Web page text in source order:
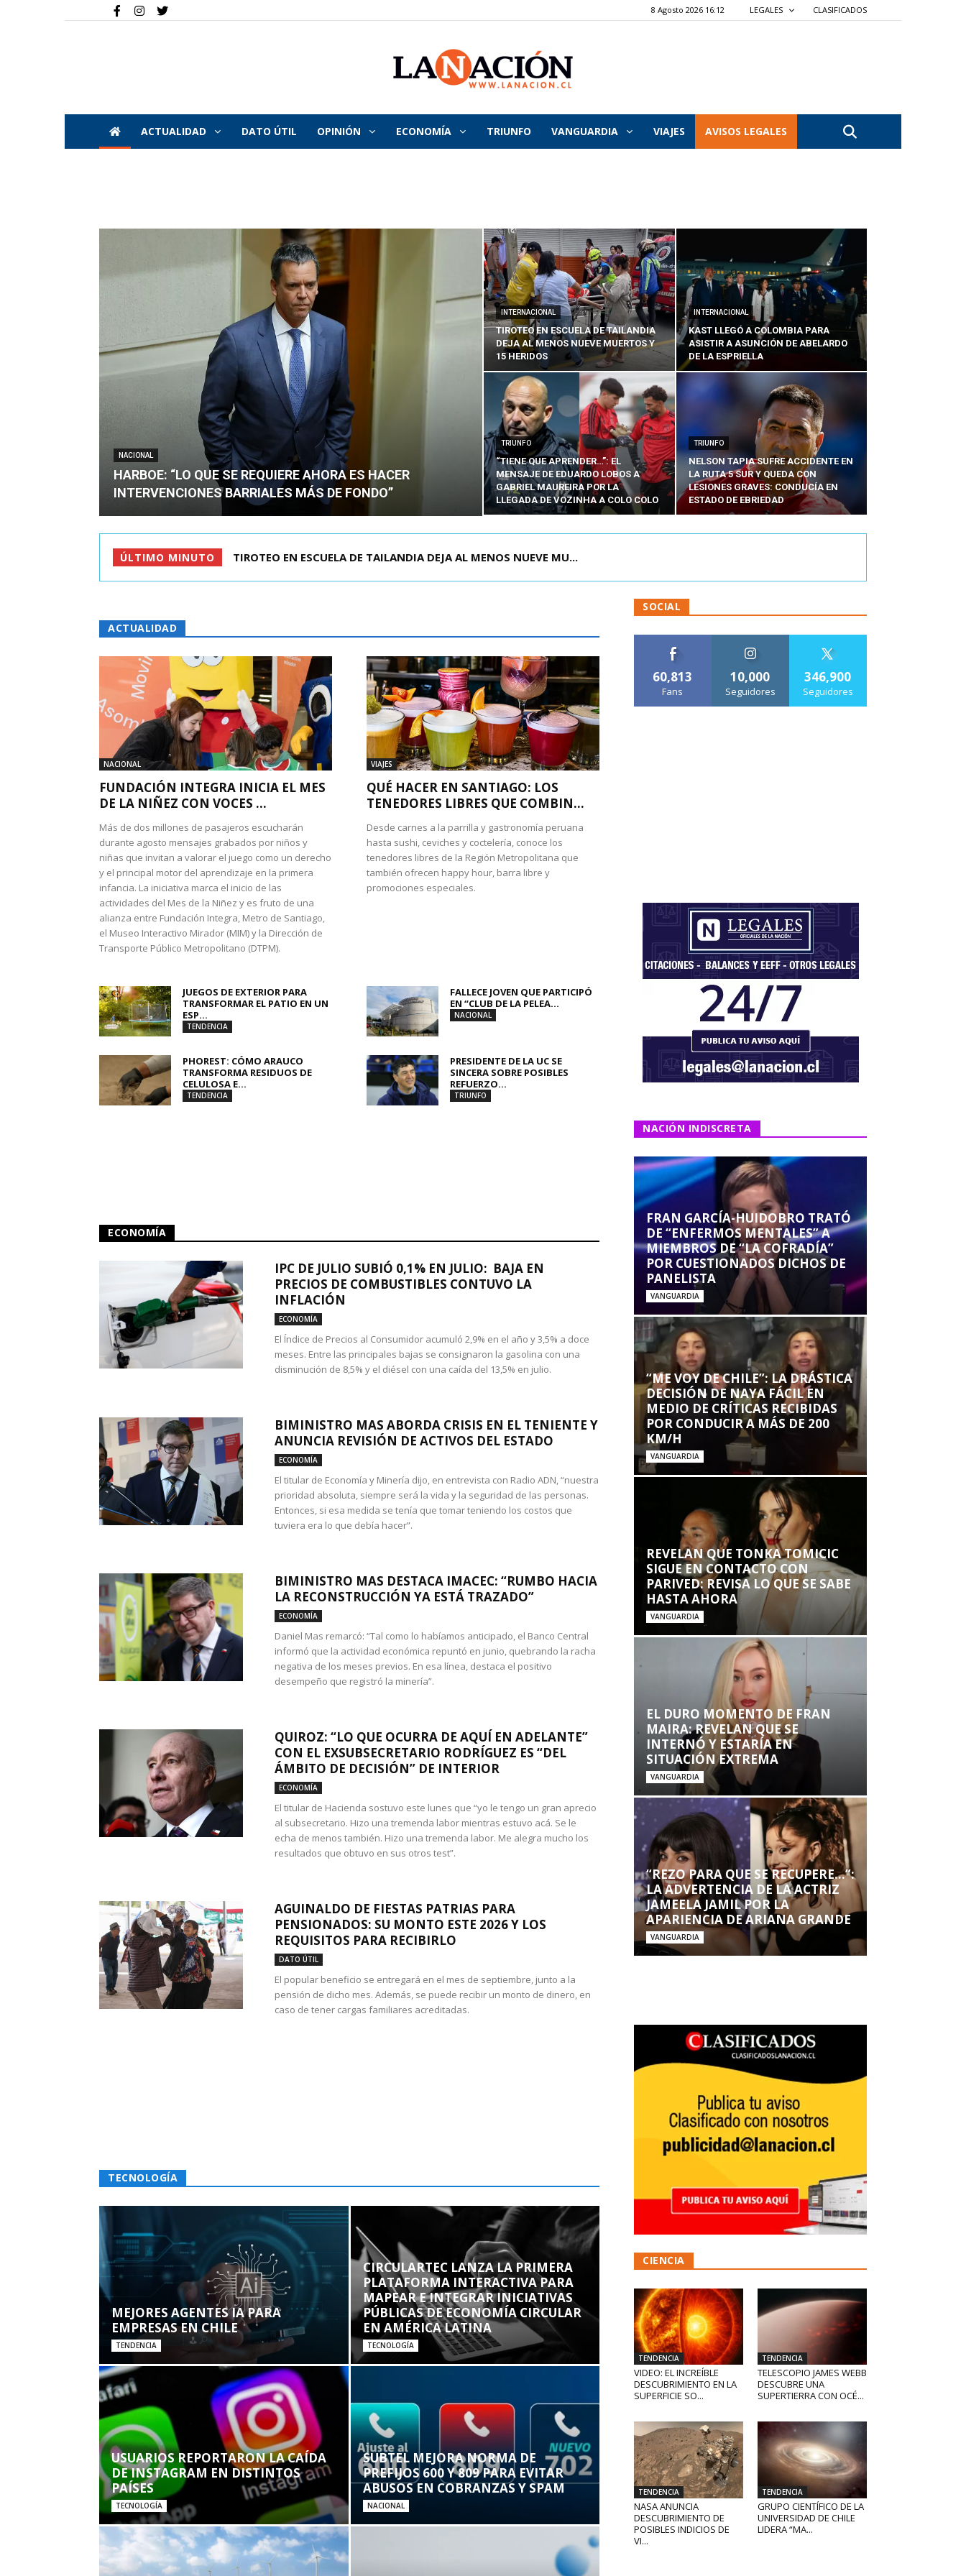
8 Agosto 2026 16:12 LEGALES CLASIFICADOS
La
Nación
ACTUALIDAD DATO ÚTIL OPINIÓN ECONOMÍA TRIUNFO VANGUARDIA VIAJES AVISOS LEGALES
NACIONAL
HARBOE: “LO QUE SE REQUIERE AHORA ES HACER
INTERVENCIONES BARRIALES MÁS DE FONDO”
INTERNACIONAL
TIROTEO EN ESCUELA DE TAILANDIA
DEJA AL MENOS NUEVE MUERTOS Y
15 HERIDOS
INTERNACIONAL
KAST LLEGÓ A COLOMBIA PARA
ASISTIR A ASUNCIÓN DE ABELARDO
DE LA ESPRIELLA
TRIUNFO
“TIENE QUE APRENDER…”: EL
MENSAJE DE EDUARDO LOBOS A
GABRIEL MAUREIRA POR LA
LLEGADA DE VOZINHA A COLO COLO
TRIUNFO
NELSON TAPIA SUFRE ACCIDENTE EN
LA RUTA 5 SUR Y QUEDA CON
LESIONES GRAVES: CONDUCÍA EN
ESTADO DE EBRIEDAD
ÚLTIMO MINUTO KAST LLEGÓ A COLOMBIA PARA ASISTIR A ASUNCIÓN DE ABELA...
ACTUALIDAD
NACIONAL
FUNDACIÓN INTEGRA INICIA EL MES
DE LA NIÑEZ CON VOCES ...
Más de dos millones de pasajeros escucharán
durante agosto mensajes grabados por niños y
niñas que invitan a valorar el juego como un derecho
y el principal motor del aprendizaje en la primera
infancia. La iniciativa marca el inicio de las
actividades del Mes de la Niñez y es fruto de una
alianza entre Fundación Integra, Metro de Santiago,
el Museo Interactivo Mirador (MIM) y la Dirección de
Transporte Público Metropolitano (DTPM).
VIAJES
QUÉ HACER EN SANTIAGO: LOS
TENEDORES LIBRES QUE COMBIN...
Desde carnes a la parrilla y gastronomía peruana
hasta sushi, ceviches y coctelería, conoce los
tenedores libres de la Región Metropolitana que
también ofrecen happy hour, barra libre y
promociones especiales.
JUEGOS DE EXTERIOR PARA
TRANSFORMAR EL PATIO EN UN
ESP...
TENDENCIA
FALLECE JOVEN QUE PARTICIPÓ
EN “CLUB DE LA PELEA...
NACIONAL
PHOREST: CÓMO ARAUCO
TRANSFORMA RESIDUOS DE
CELULOSA E...
TENDENCIA
PRESIDENTE DE LA UC SE
SINCERA SOBRE POSIBLES
REFUERZO...
TRIUNFO
ECONOMÍA
IPC DE JULIO SUBIÓ 0,1% EN JULIO: BAJA EN
PRECIOS DE COMBUSTIBLES CONTUVO LA
INFLACIÓN
ECONOMÍA
El Índice de Precios al Consumidor acumuló 2,9% en el año y 3,5% a doce
meses. Entre las principales bajas se consignaron la gasolina con una
disminución de 8,5% y el diésel con una caída del 13,5% en julio.
BIMINISTRO MAS ABORDA CRISIS EN EL TENIENTE Y
ANUNCIA REVISIÓN DE ACTIVOS DEL ESTADO
ECONOMÍA
El titular de Economía y Minería dijo, en entrevista con Radio ADN, “nuestra
prioridad absoluta, siempre será la vida y la seguridad de las personas.
Entonces, si esa medida se tenía que tomar teniendo los costos que
tuviera era lo que debía hacer”.
BIMINISTRO MAS DESTACA IMACEC: “RUMBO HACIA
LA RECONSTRUCCIÓN YA ESTÁ TRAZADO”
ECONOMÍA
Daniel Mas remarcó: “Tal como lo habíamos anticipado, el Banco Central
informó que la actividad económica repuntó en junio, quebrando la racha
negativa de los meses previos. En esa línea, destaca el positivo
desempeño que registró la minería”.
QUIROZ: “LO QUE OCURRA DE AQUÍ EN ADELANTE”
CON EL EXSUBSECRETARIO RODRÍGUEZ ES “DEL
ÁMBITO DE DECISIÓN” DE INTERIOR
ECONOMÍA
El titular de Hacienda sostuvo este lunes que “yo le tengo un gran aprecio
al subsecretario. Hizo una tremenda labor mientras estuvo acá. Se le
echa de menos también. Hizo una tremenda labor. Me alegra mucho los
resultados que obtuvo en sus otros test”.
AGUINALDO DE FIESTAS PATRIAS PARA
PENSIONADOS: SU MONTO ESTE 2026 Y LOS
REQUISITOS PARA RECIBIRLO
DATO ÚTIL
El popular beneficio se entregará en el mes de septiembre, junto a la
pensión de dicho mes. Además, se puede recibir un monto de dinero, en
caso de tener cargas familiares acreditadas.
TECNOLOGÍA
MEJORES AGENTES IA PARA
EMPRESAS EN CHILE
TENDENCIA
CIRCULARTEC LANZA LA PRIMERA
PLATAFORMA INTERACTIVA PARA
MAPEAR E INTEGRAR INICIATIVAS
PÚBLICAS DE ECONOMÍA CIRCULAR
EN AMÉRICA LATINA
TECNOLOGÍA
USUARIOS REPORTARON LA CAÍDA
DE INSTAGRAM EN DISTINTOS
PAÍSES
TECNOLOGÍA
SUBTEL MEJORA NORMA DE
PREFIJOS 600 Y 809 PARA EVITAR
ABUSOS EN COBRANZAS Y SPAM
NACIONAL
SOCIAL
60,813
Fans
10,000
Seguidores
346,900
Seguidores
NACIÓN INDISCRETA
FRAN GARCÍA-HUIDOBRO TRATÓ
DE “ENFERMOS MENTALES” A
MIEMBROS DE “LA COFRADÍA”
POR CUESTIONADOS DICHOS DE
PANELISTA
VANGUARDIA
“ME VOY DE CHILE”: LA DRÁSTICA
DECISIÓN DE NAYA FÁCIL EN
MEDIO DE CRÍTICAS RECIBIDAS
POR CONDUCIR A MÁS DE 200
KM/H
VANGUARDIA
REVELAN QUE TONKA TOMICIC
SIGUE EN CONTACTO CON
PARIVED: REVISA LO QUE SE SABE
HASTA AHORA
VANGUARDIA
EL DURO MOMENTO DE FRAN
MAIRA: REVELAN QUE SE
INTERNÓ Y ESTARÍA EN
SITUACIÓN EXTREMA
VANGUARDIA
“REZO PARA QUE SE RECUPERE…”:
LA ADVERTENCIA DE LA ACTRIZ
JAMEELA JAMIL POR LA
APARIENCIA DE ARIANA GRANDE
VANGUARDIA
CIENCIA
TENDENCIA
VIDEO: EL INCREÍBLE
DESCUBRIMIENTO EN LA
SUPERFICIE SO...
TENDENCIA
TELESCOPIO JAMES WEBB
DESCUBRE UNA
SUPERTIERRA CON OCÉ...
TENDENCIA
NASA ANUNCIA
DESCUBRIMIENTO DE
POSIBLES INDICIOS DE
VI...
TENDENCIA
GRUPO CIENTÍFICO DE LA
UNIVERSIDAD DE CHILE
LIDERA “MA...